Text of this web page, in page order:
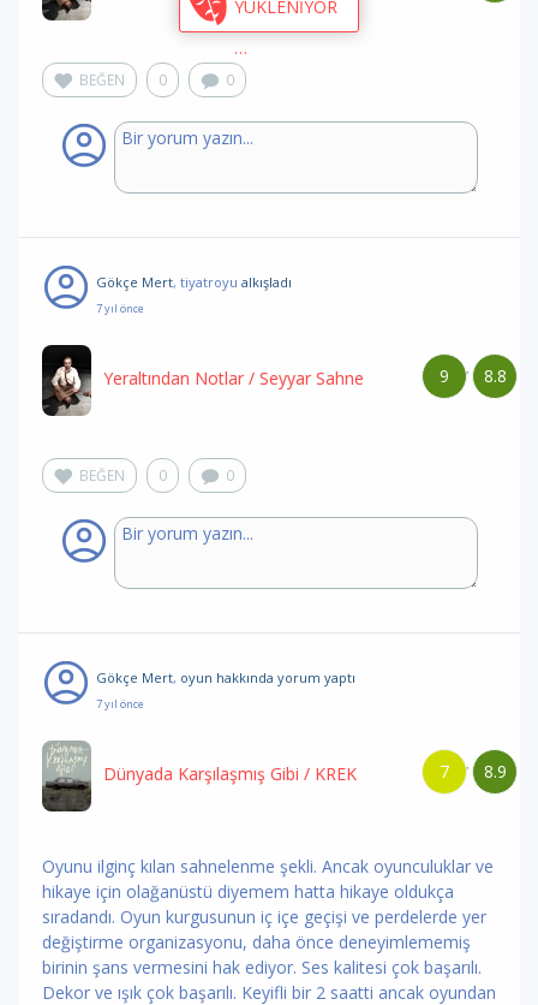
YÜKLENİYOR
BEĞEN 0 0
Gökçe Mert, tiyatroyu alkışladı
7 yıl önce
8.8
/
9
Yeraltından Notlar / Seyyar Sahne
BEĞEN 0 0
Gökçe Mert, oyun hakkında yorum yaptı
7 yıl önce
8.9
/
7
Dünyada Karşılaşmış Gibi / KREK
Oyunu ilginç kılan sahnelenme şekli. Ancak oyunculuklar ve
hikaye için olağanüstü diyemem hatta hikaye oldukça
sıradandı. Oyun kurgusunun iç içe geçişi ve perdelerde yer
değiştirme organizasyonu, daha önce deneyimlememiş
birinin şans vermesini hak ediyor. Ses kalitesi çok başarılı.
Dekor ve ışık çok başarılı. Keyifli bir 2 saatti ancak oyundan